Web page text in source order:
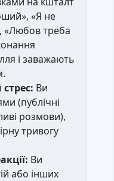
«Я не
«Любов треба
і заважають
Ви
(публічні
розмови),
тривогу
Ви
або інших